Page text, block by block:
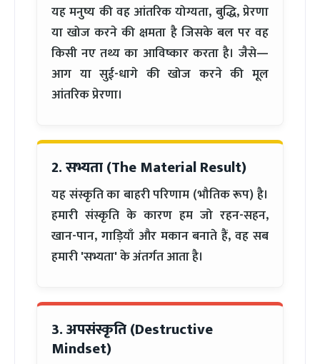
यह मनुष्य की वह आंतरिक योग्यता, बुद्धि, प्रेरणा
या खोज करने की क्षमता है जिसके बल पर वह
किसी नए तथ्य का आविष्कार करता है। जैसे—
आग या सुई-धागे की खोज करने की मूल
आंतरिक प्रेरणा।
2. सभ्यता (The Material Result)
यह संस्कृति का बाहरी परिणाम (भौतिक रूप) है।
हमारी संस्कृति के कारण हम जो रहन-सहन,
खान-पान, गाड़ियाँ और मकान बनाते हैं, वह सब
हमारी 'सभ्यता' के अंतर्गत आता है।
3. अपसंस्कृति (Destructive
Mindset)